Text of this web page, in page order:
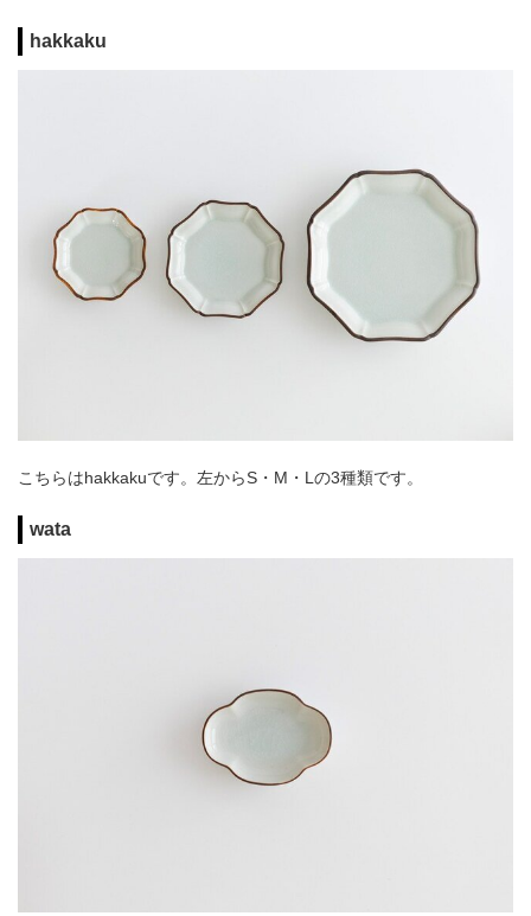
hakkaku
こちらはhakkakuです。左からS・M・Lの3種類です。
wata